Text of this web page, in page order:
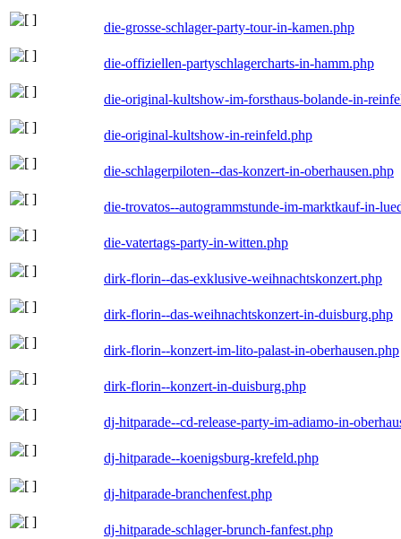
die-grosse-schlager-party-tour-in-kamen.php
die-offiziellen-partyschlagercharts-in-hamm.php
die-original-kultshow-im-forsthaus-bolande-in-
die-original-kultshow-in-reinfeld.php
die-schlagerpiloten--das-konzert-in-oberhausen.php
die-trovatos--autogrammstunde-im-marktkauf-in-
die-vatertags-party-in-witten.php
dirk-florin--das-exklusive-weihnachtskonzert.php
dirk-florin--das-weihnachtskonzert-in-duisburg.php
dirk-florin--konzert-im-lito-palast-in-oberhausen.php
dirk-florin--konzert-in-duisburg.php
dj-hitparade--cd-release-party-im-adiamo-in-
dj-hitparade--koenigsburg-krefeld.php
dj-hitparade-branchenfest.php
dj-hitparade-schlager-brunch-fanfest.php